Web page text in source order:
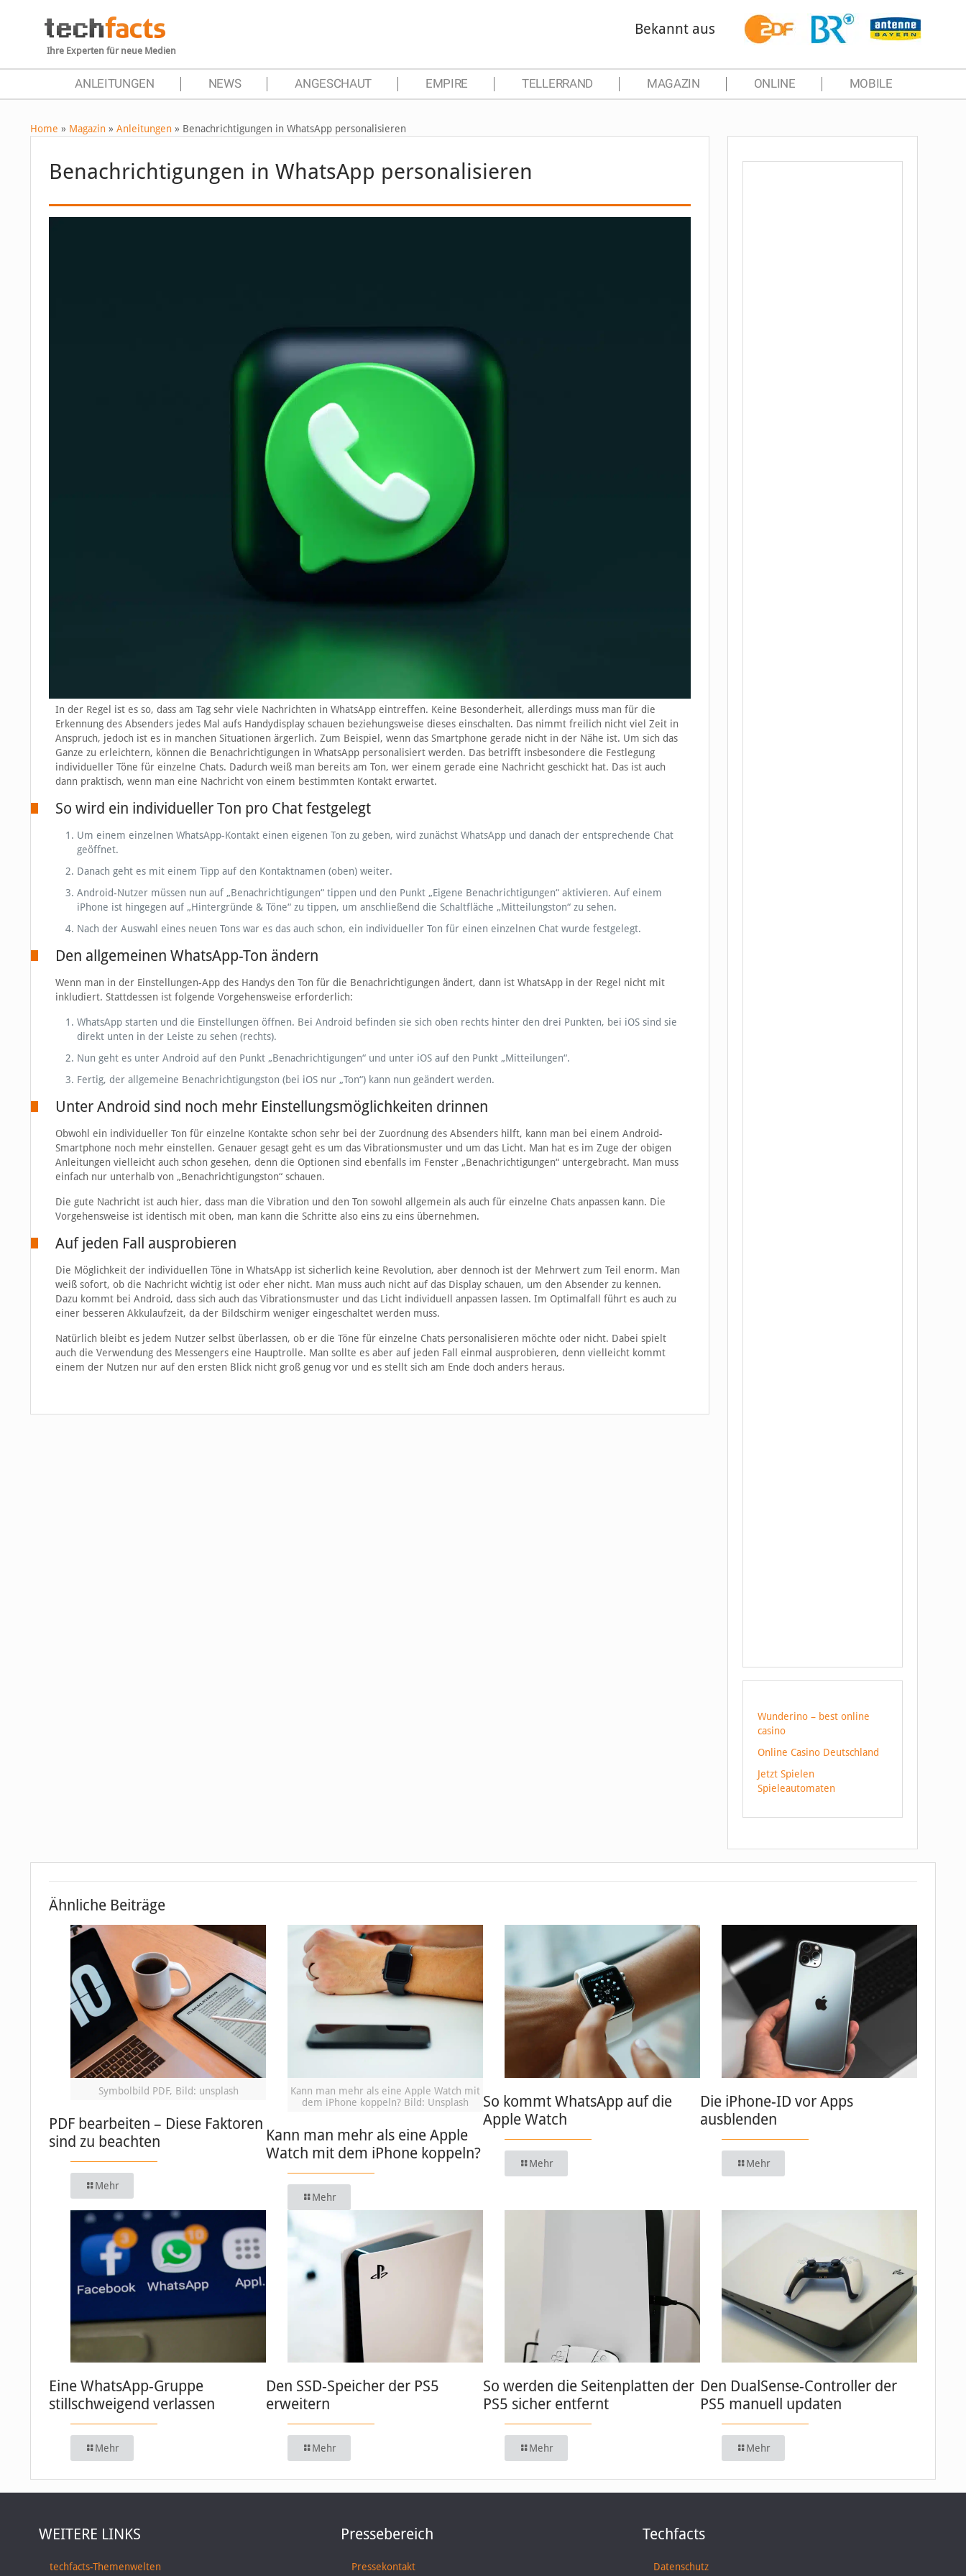
Ihre Experten für neue Medien
Bekannt aus
ANLEITUNGEN NEWS ANGESCHAUT EMPIRE TELLERRAND MAGAZIN ONLINE MOBILE
Home » Magazin » Anleitungen » Benachrichtigungen in WhatsApp personalisieren
Benachrichtigungen in WhatsApp personalisieren
In der Regel ist es so, dass am Tag sehr viele Nachrichten in WhatsApp eintreffen. Keine Besonderheit, allerdings muss man für die
Erkennung des Absenders jedes Mal aufs Handydisplay schauen beziehungsweise dieses einschalten. Das nimmt freilich nicht viel Zeit in
Anspruch, jedoch ist es in manchen Situationen ärgerlich. Zum Beispiel, wenn das Smartphone gerade nicht in der Nähe ist. Um sich das
Ganze zu erleichtern, können die Benachrichtigungen in WhatsApp personalisiert werden. Das betrifft insbesondere die Festlegung
individueller Töne für einzelne Chats. Dadurch weiß man bereits am Ton, wer einem gerade eine Nachricht geschickt hat. Das ist auch
dann praktisch, wenn man eine Nachricht von einem bestimmten Kontakt erwartet.
So wird ein individueller Ton pro Chat festgelegt
Um einem einzelnen WhatsApp-Kontakt einen eigenen Ton zu geben, wird zunächst WhatsApp und danach der entsprechende Chat
geöffnet.
Danach geht es mit einem Tipp auf den Kontaktnamen (oben) weiter.
Android-Nutzer müssen nun auf „Benachrichtigungen“ tippen und den Punkt „Eigene Benachrichtigungen“ aktivieren. Auf einem
iPhone ist hingegen auf „Hintergründe & Töne“ zu tippen, um anschließend die Schaltfläche „Mitteilungston“ zu sehen.
Nach der Auswahl eines neuen Tons war es das auch schon, ein individueller Ton für einen einzelnen Chat wurde festgelegt.
Den allgemeinen WhatsApp-Ton ändern
Wenn man in der Einstellungen-App des Handys den Ton für die Benachrichtigungen ändert, dann ist WhatsApp in der Regel nicht mit
inkludiert. Stattdessen ist folgende Vorgehensweise erforderlich:
WhatsApp starten und die Einstellungen öffnen. Bei Android befinden sie sich oben rechts hinter den drei Punkten, bei iOS sind sie
direkt unten in der Leiste zu sehen (rechts).
Nun geht es unter Android auf den Punkt „Benachrichtigungen“ und unter iOS auf den Punkt „Mitteilungen“.
Fertig, der allgemeine Benachrichtigungston (bei iOS nur „Ton“) kann nun geändert werden.
Unter Android sind noch mehr Einstellungsmöglichkeiten drinnen
Obwohl ein individueller Ton für einzelne Kontakte schon sehr bei der Zuordnung des Absenders hilft, kann man bei einem Android-
Smartphone noch mehr einstellen. Genauer gesagt geht es um das Vibrationsmuster und um das Licht. Man hat es im Zuge der obigen
Anleitungen vielleicht auch schon gesehen, denn die Optionen sind ebenfalls im Fenster „Benachrichtigungen“ untergebracht. Man muss
einfach nur unterhalb von „Benachrichtigungston“ schauen.
Die gute Nachricht ist auch hier, dass man die Vibration und den Ton sowohl allgemein als auch für einzelne Chats anpassen kann. Die
Vorgehensweise ist identisch mit oben, man kann die Schritte also eins zu eins übernehmen.
Auf jeden Fall ausprobieren
Die Möglichkeit der individuellen Töne in WhatsApp ist sicherlich keine Revolution, aber dennoch ist der Mehrwert zum Teil enorm. Man
weiß sofort, ob die Nachricht wichtig ist oder eher nicht. Man muss auch nicht auf das Display schauen, um den Absender zu kennen.
Dazu kommt bei Android, dass sich auch das Vibrationsmuster und das Licht individuell anpassen lassen. Im Optimalfall führt es auch zu
einer besseren Akkulaufzeit, da der Bildschirm weniger eingeschaltet werden muss.
Natürlich bleibt es jedem Nutzer selbst überlassen, ob er die Töne für einzelne Chats personalisieren möchte oder nicht. Dabei spielt
auch die Verwendung des Messengers eine Hauptrolle. Man sollte es aber auf jeden Fall einmal ausprobieren, denn vielleicht kommt
einem der Nutzen nur auf den ersten Blick nicht groß genug vor und es stellt sich am Ende doch anders heraus.
Wunderino – best online
casino
Online Casino Deutschland
Jetzt Spielen
Spieleautomaten
Ähnliche Beiträge
Symbolbild PDF, Bild: unsplash
PDF bearbeiten – Diese Faktoren
sind zu beachten
Mehr
Kann man mehr als eine Apple Watch mit
dem iPhone koppeln? Bild: Unsplash
Kann man mehr als eine Apple
Watch mit dem iPhone koppeln?
Mehr
So kommt WhatsApp auf die
Apple Watch
Mehr
Die iPhone-ID vor Apps
ausblenden
Mehr
Eine WhatsApp-Gruppe
stillschweigend verlassen
Mehr
Den SSD-Speicher der PS5
erweitern
Mehr
So werden die Seitenplatten der
PS5 sicher entfernt
Mehr
Den DualSense-Controller der
PS5 manuell updaten
Mehr
WEITERE LINKS
techfacts-Themenwelten
Pressebereich
Pressekontakt
Techfacts
Datenschutz